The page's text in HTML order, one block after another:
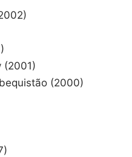
(2001)
(2000)